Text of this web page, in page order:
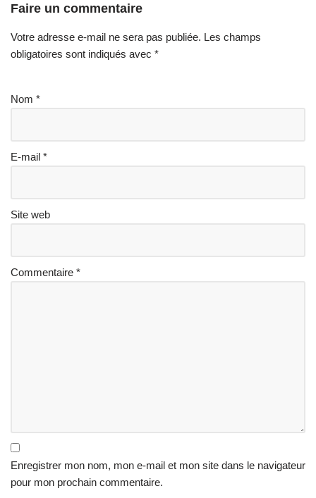
Faire un commentaire
Votre adresse e-mail ne sera pas publiée. Les champs
obligatoires sont indiqués avec *
Nom *
E-mail *
Site web
Commentaire *
Enregistrer mon nom, mon e-mail et mon site dans le navigateur
pour mon prochain commentaire.